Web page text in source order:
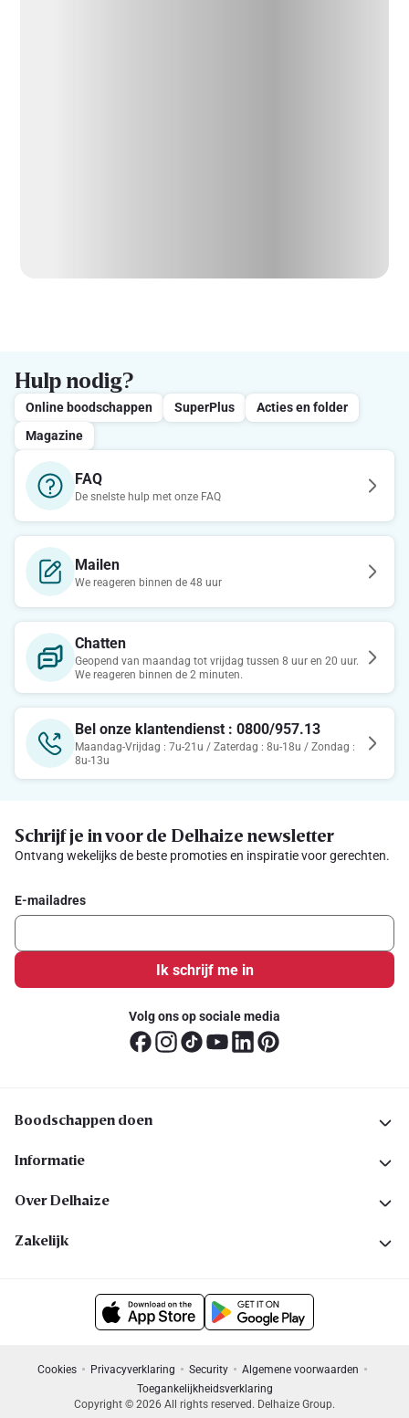
Hulp nodig?
Online boodschappen SuperPlus
Acties en folder
Magazine
FAQ
De snelste hulp met onze FAQ
Mailen
We reageren binnen de 48 uur
Chatten
Geopend van maandag tot vrijdag tussen 8 uur en 20 uur.
We reageren binnen de 2 minuten.
Bel onze klantendienst : 0800/957.13
Maandag-Vrijdag : 7u-21u / Zaterdag : 8u-18u / Zondag :
8u-13u
Schrijf je in voor de Delhaize newsletter
Ontvang wekelijks de beste promoties en inspiratie voor gerechten.
E-mailadres
Ik schrijf me in
Volg ons op sociale media
Boodschappen doen
Informatie
Over Delhaize
Zakelijk
Cookies Privacyverklaring Security
Algemene voorwaarden
Toegankelijkheidsverklaring
Copyright © 2026 All rights reserved. Delhaize Group.